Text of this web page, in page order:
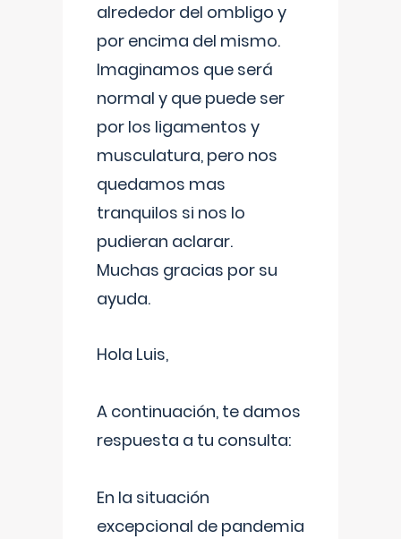
alrededor del ombligo y
por encima del mismo.
Imaginamos que será
normal y que puede ser
por los ligamentos y
musculatura, pero nos
quedamos mas
tranquilos si nos lo
pudieran aclarar.
Muchas gracias por su
ayuda.
Hola Luis,
A continuación, te damos
respuesta a tu consulta:
En la situación
excepcional de pandemia